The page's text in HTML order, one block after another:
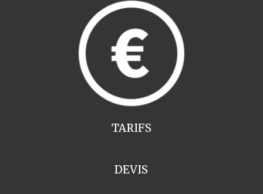
TARIFS
DEVIS